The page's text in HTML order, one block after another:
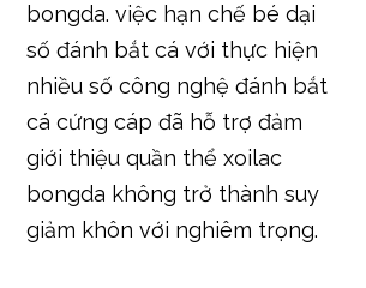
bongda. việc hạn chế bé dại
số đánh bắt cá với thực hiện
nhiều số công nghệ đánh bắt
cá cứng cáp đã hỗ trợ đảm
giới thiệu quần thể xoilac
bongda không trở thành suy
giảm khôn với nghiêm trọng.